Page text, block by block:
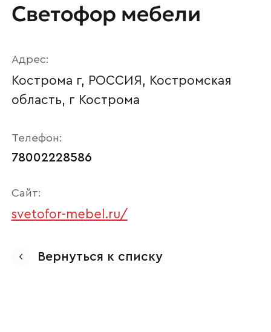
Светофор мебели
Адрес:
Кострома г, РОССИЯ, Костромская
область, г Кострома
Телефон:
78002228586
Сайт:
svetofor-mebel.ru/
Вернуться к списку
Ваше имя